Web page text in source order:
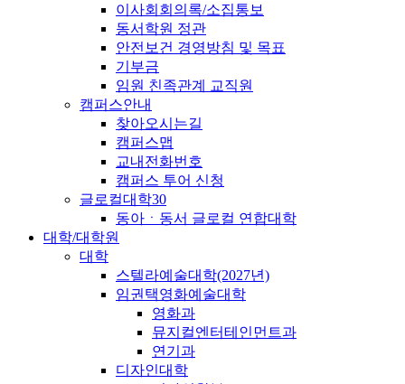
이사회회의록/소집통보
동서학원 정관
안전보건 경영방침 및 목표
기부금
임원 친족관계 교직원
캠퍼스안내
찾아오시는길
캠퍼스맵
교내전화번호
캠퍼스 투어 신청
글로컬대학30
동아ㆍ동서 글로컬 연합대학
대학/대학원
대학
스텔라예술대학(2027년)
임권택영화예술대학
영화과
뮤지컬엔터테인먼트과
연기과
디자인대학